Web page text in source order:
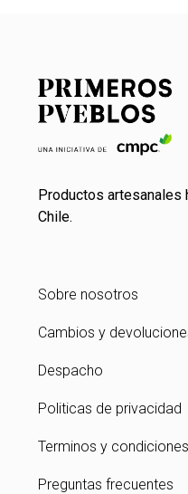
Productos artesanales
Chile.
Sobre nosotros
Cambios y
Despacho
Politicas de privacidad
Terminos y condiciones
Preguntas frecuentes